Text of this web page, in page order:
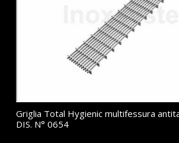
Griglia Total Hygienic multifessura
DIS. N° 0654